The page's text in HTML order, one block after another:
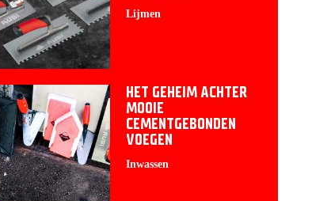
Lijmen
HET GEHEIM ACHTER
MOOIE
CEMENTGEBONDEN
VOEGEN
Inwassen